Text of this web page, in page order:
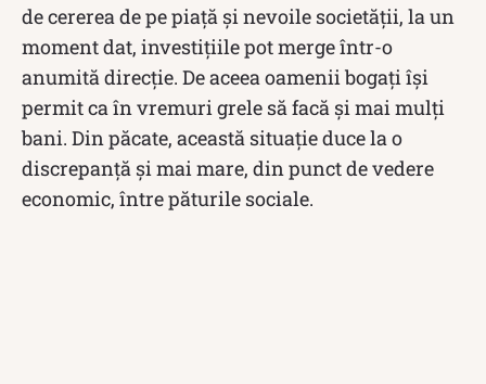
de cererea de pe piață și nevoile societății, la un
moment dat, investiţiile pot merge într-o
anumită direcţie. De aceea oamenii bogați își
permit ca în vremuri grele să facă și mai mulți
bani. Din păcate, această situație duce la o
discrepanță și mai mare, din punct de vedere
economic, între păturile sociale.